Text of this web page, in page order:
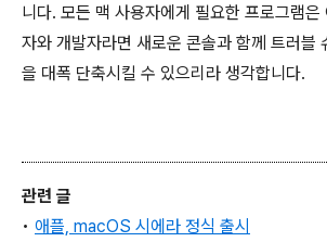
니다. 모든 맥 사용자에게 필요한 프로그램
자와 개발자라면 새로운 콘솔과 함께 트러블
을 대폭 단축시킬 수 있으리라 생각합니다.
관련 글
• 애플, macOS 시에라 정식 출시